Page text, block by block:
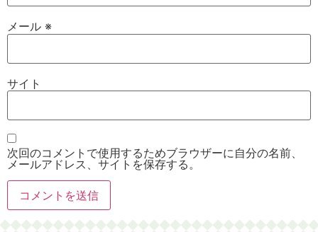
メール ※
サイト
次回のコメントで使用するためブラウザーに自分の名前、
メールアドレス、サイトを保存する。